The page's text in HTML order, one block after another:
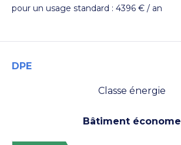
pour un usage standard : 4396 € / an
DPE
Classe énergie
Bâtiment économe